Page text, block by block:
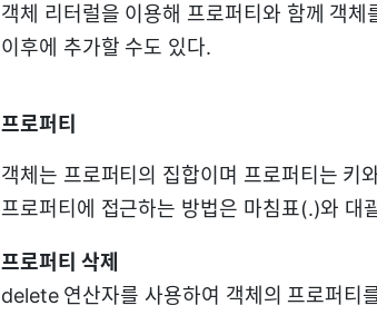
객체 리터럴을 이용해 프로퍼티와 함께 객
이후에 추가할 수도 있다.
프로퍼티
객체는 프로퍼티의 집합이며 프로퍼티는 키
프로퍼티에 접근하는 방법은 마침표(.)와 대
프로퍼티 삭제
delete 연산자를 사용하여 객체의 프로퍼티